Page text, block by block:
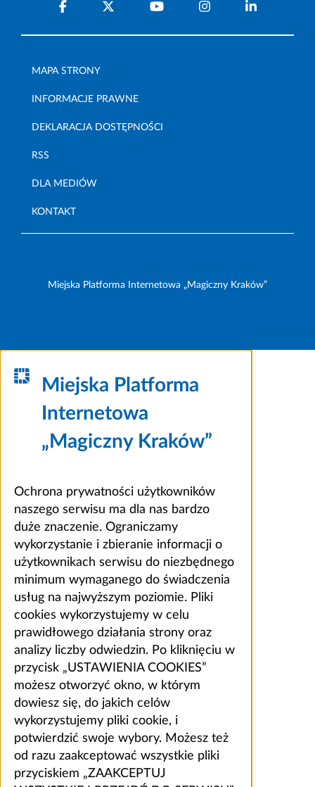
MAPA STRONY
INFORMACJE PRAWNE
DEKLARACJA DOSTĘPNOŚCI
RSS
DLA MEDIÓW
KONTAKT
Miejska Platforma Internetowa „Magiczny Kraków”
Miejska Platforma
Internetowa
„Magiczny Kraków”
Ochrona prywatności użytkowników
naszego serwisu ma dla nas bardzo
duże znaczenie. Ograniczamy
wykorzystanie i zbieranie informacji o
użytkownikach serwisu do niezbędnego
minimum wymaganego do świadczenia
usług na najwyższym poziomie. Pliki
cookies wykorzystujemy w celu
prawidłowego działania strony oraz
analizy liczby odwiedzin. Po kliknięciu w
przycisk „USTAWIENIA COOKIES”
możesz otworzyć okno, w którym
dowiesz się, do jakich celów
wykorzystujemy pliki cookie, i
potwierdzić swoje wybory. Możesz też
od razu zaakceptować wszystkie pliki
przyciskiem „ZAAKCEPTUJ